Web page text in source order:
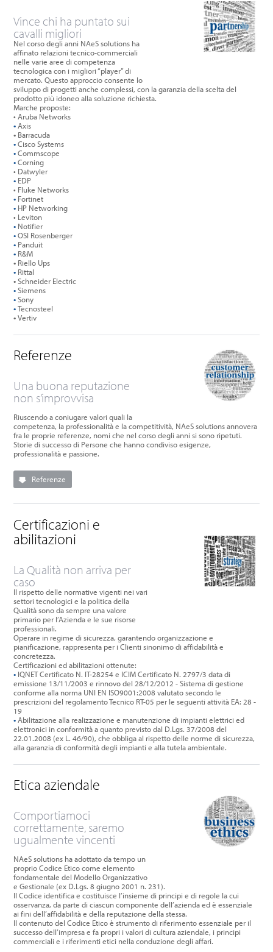
Vince chi ha puntato sui
cavalli migliori
Nel corso degli anni NAeS solutions ha
affinato relazioni tecnico-commerciali
nelle varie aree di competenza
tecnologica con i migliori “player” di
mercato. Questo approccio consente lo
sviluppo di progetti anche complessi, con la garanzia della scelta del
prodotto più idoneo alla soluzione richiesta.
Marche proposte:
• Aruba Networks
•Axis
• Barracuda
•Cisco Systems
•Commscope
•Corning
• Datwyler
• EDP
• Fluke Networks
• Fortinet
• HP Networking
• Leviton
• Notifier
•OSI Rosenberger
• Panduit
• R&M
• Riello Ups
• Rittal
•Schneider Electric
•Siemens
•Sony
•Tecnosteel
•Vertiv
Referenze
Una buona reputazione
non s’improvvisa
Riuscendo a coniugare valori quali la
competenza, la professionalità e la competitività, NAeS solutions annovera
fra le proprie referenze, nomi che nel corso degli anni si sono ripetuti.
Storie di successo di Persone che hanno condiviso esigenze,
professionalità e passione.
Referenze
Certificazioni e
abilitazioni
La Qualità non arriva per
caso
Il rispetto delle normative vigenti nei vari
settori tecnologici e la politica della
Qualità sono da sempre una valore
primario per l’Azienda e le sue risorse
professionali.
Operare in regime di sicurezza, garantendo organizzazione e
pianificazione, rappresenta per i Clienti sinonimo di affidabilità e
concretezza.
Certificazioni ed abilitazioni ottenute:
• IQNET Certificato N. IT-28254 e ICIM Certificato N. 2797/3 data di
emissione 13/11/2003 e rinnovo del 28/12/2012 - Sistema di gestione
conforme alla norma UNI EN ISO9001:2008 valutato secondo le
prescrizioni del regolamento Tecnico RT-05 per le seguenti attività EA: 28 -
19
•Abilitazione alla realizzazione e manutenzione di impianti elettrici ed
elettronici in conformità a quanto previsto dal D.Lgs. 37/2008 del
22.01.2008 (ex L. 46/90), che obbliga al rispetto delle norme di sicurezza,
alla garanzia di conformità degli impianti e alla tutela ambientale.
Etica aziendale
Comportiamoci
correttamente, saremo
ugualmente vincenti
NAeS solutions ha adottato da tempo un
proprio Codice Etico come elemento
fondamentale del Modello Organizzativo
e Gestionale (ex D.Lgs. 8 giugno 2001 n. 231).
Il Codice identifica e costituisce l’insieme di principi e di regole la cui
osservanza, da parte di ciascun componente dell’azienda ed è essenziale
ai fini dell’affidabilità e della reputazione della stessa.
Il contenuto del Codice Etico è strumento di riferimento essenziale per il
successo dell’impresa e fa propri i valori di cultura aziendale, i principi
commerciali e i riferimenti etici nella conduzione degli affari.